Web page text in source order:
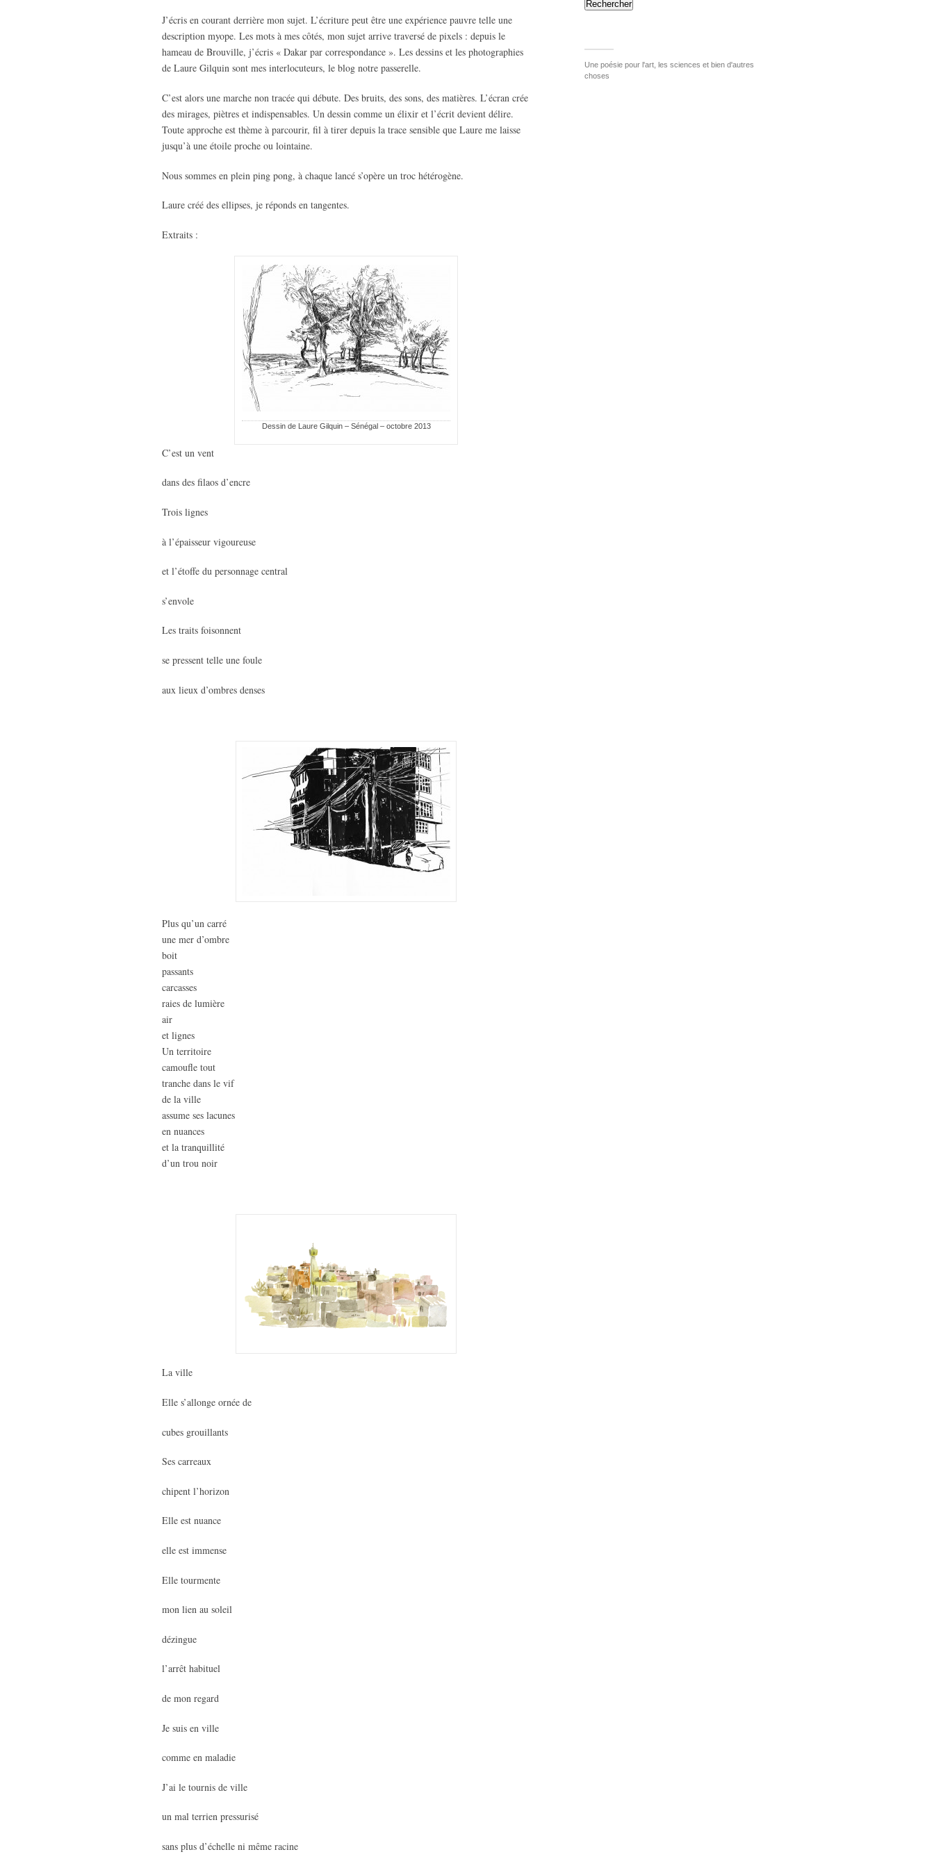
J’écris en courant derrière mon sujet. L’écriture peut être une expérience pauvre telle une
description myope. Les mots à mes côtés, mon sujet arrive traversé de pixels : depuis le
hameau de Brouville, j’écris « Dakar par correspondance ». Les dessins et les photographies
de Laure Gilquin sont mes interlocuteurs, le blog notre passerelle.
C’est alors une marche non tracée qui débute. Des bruits, des sons, des matières. L’écran crée
des mirages, piètres et indispensables. Un dessin comme un élixir et l’écrit devient délire.
Toute approche est thème à parcourir, fil à tirer depuis la trace sensible que Laure me laisse
jusqu’à une étoile proche ou lointaine.
Nous sommes en plein ping pong, à chaque lancé s’opère un troc hétérogène.
Laure créé des ellipses, je réponds en tangentes.
Extraits :
Dessin de Laure Gilquin – Sénégal – octobre 2013
C’est un vent
dans des filaos d’encre
Trois lignes
à l’épaisseur vigoureuse
et l’étoffe du personnage central
s’envole
Les traits foisonnent
se pressent telle une foule
aux lieux d’ombres denses
Plus qu’un carré
une mer d’ombre
boit
passants
carcasses
raies de lumière
air
et lignes
Un territoire
camoufle tout
tranche dans le vif
de la ville
assume ses lacunes
en nuances
et la tranquillité
d’un trou noir
La ville
Elle s’allonge ornée de
cubes grouillants
Ses carreaux
chipent l’horizon
Elle est nuance
elle est immense
Elle tourmente
mon lien au soleil
dézingue
l’arrêt habituel
de mon regard
Je suis en ville
comme en maladie
J’ai le tournis de ville
un mal terrien pressurisé
sans plus d’échelle ni même racine
Rechercher
Une poésie pour l'art, les sciences et bien d'autres
choses